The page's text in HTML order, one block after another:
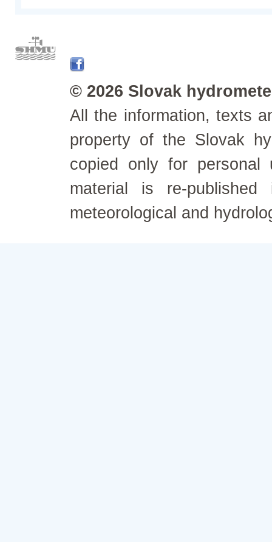
© 2026 Slovak
All the information, texts
property of the Slovak
copied only for personal
material is re-
meteorological and